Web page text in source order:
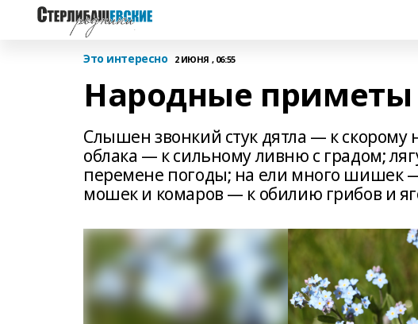
Это интересно 2 ИЮНЯ , 06:55
Народные приметы
Слышен звонкий стук дятла — к скорому
облака — к сильному ливню с градом;
перемене погоды; на ели много шишек
мошек и комаров — к обилию грибов и